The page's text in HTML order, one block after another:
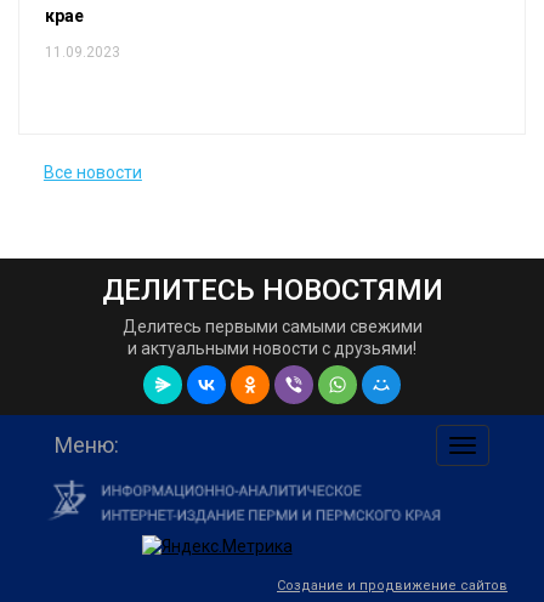
крае
11.09.2023
Все новости
ДЕЛИТЕСЬ НОВОСТЯМИ
Делитесь первыми самыми свежими
и актуальными новости с друзьями!
по
Меню:
Создание и продвижение сайтов